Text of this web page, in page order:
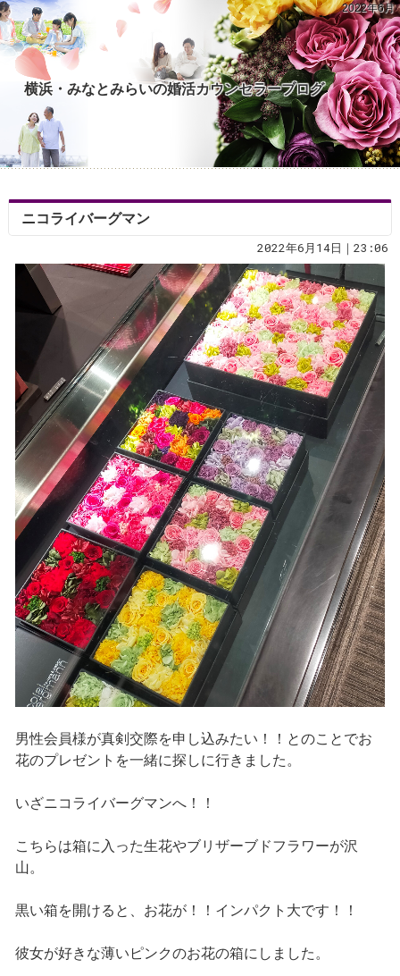
2022年6月
横浜・みなとみらいの婚活カウンセラーブログ
ニコライバーグマン
2022年6月14日｜23:06
男性会員様が真剣交際を申し込みたい！！とのことでお
花のプレゼントを一緒に探しに行きました。
いざニコライバーグマンへ！！
こちらは箱に入った生花やブリザーブドフラワーが沢
山。
黒い箱を開けると、お花が！！インパクト大です！！
彼女が好きな薄いピンクのお花の箱にしました。